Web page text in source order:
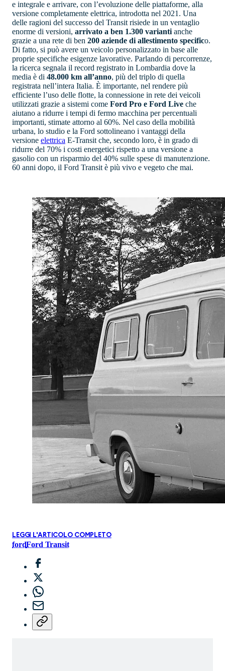
e integrale e arrivare, con l’evoluzione delle piattaforme, alla
versione completamente elettrica, introdotta nel 2021. Una
delle ragioni del successo del Transit risiede in un ventaglio
enorme di versioni, arrivato a ben 1.300 varianti anche
grazie a una rete di ben 200 aziende di allestimento specifico.
Di fatto, si può avere un veicolo personalizzato in base alle
proprie specifiche esigenze lavorative. Parlando di percorrenze,
la ricerca segnala il record registrato in Lombardia dove la
media è di 48.000 km all’anno, più del triplo di quella
registrata nell’intera Italia. È importante, nel rendere più
efficiente l’uso delle flotte, la connessione in rete dei veicoli
utilizzati grazie a sistemi come Ford Pro e Ford Live che
aiutano a ridurre i tempi di fermo macchina per percentuali
importanti, stimate attorno al 60%. Nel caso della mobilità
urbana, lo studio e la Ford sottolineano i vantaggi della
versione elettrica E-Transit che, secondo loro, è in grado di
ridurre del 70% i costi energetici rispetto a una versione a
gasolio con un risparmio del 40% sulle spese di manutenzione.
60 anni dopo, il Ford Transit è più vivo e vegeto che mai.
LEGGI L'ARTICOLO COMPLETO
fordFord Transit